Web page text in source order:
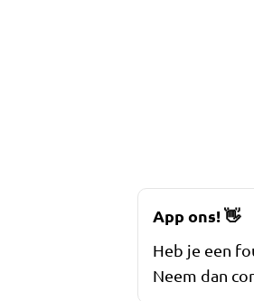
App ons!👋
Heb je een
Neem dan